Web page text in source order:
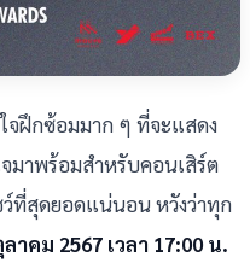
จฝึกซ้อมมาก ๆ ที่จะแสดง
มาพร้อมสำหรับคอนเสิร์ต
ว์ที่สุดยอดแน่นอน หวังว่าทุก
คม 2567 เวลา 17:00 น.